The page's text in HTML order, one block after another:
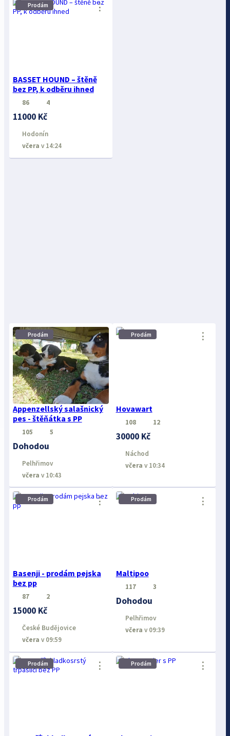
Prodám
BASSET HOUND – štěně
bez PP, k odběru ihned
⋮
86 4
11000 Kč
Hodonín
včera v 14:24
Prodám
Appenzellský salašnický
pes - štěňátka s PP
⋮
105 5
Dohodou
Pelhřimov
včera v 10:43
Prodám
Hovawart
⋮
108 12
30000 Kč
Náchod
včera v 10:34
Prodám
Basenji - prodám pejska
bez pp
⋮
87 2
15000 Kč
České Budějovice
včera v 09:59
Prodám
Maltipoo
⋮
117 3
Dohodou
Pelhřimov
včera v 09:39
Prodám ⋮ Prodám ⋮